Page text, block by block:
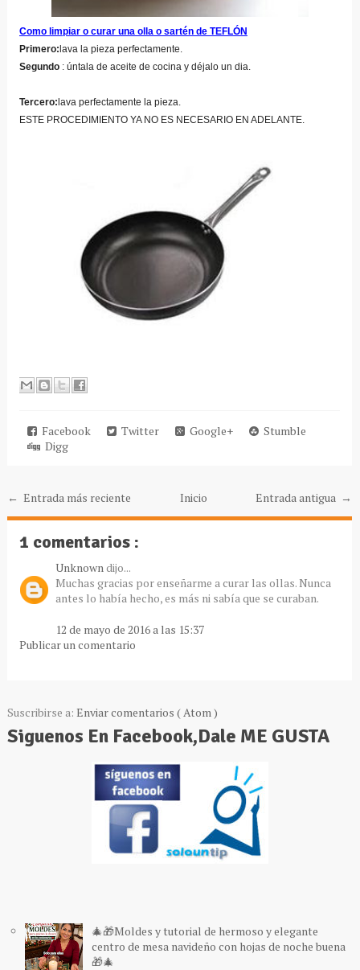
Como limpiar o curar una olla o sartén de TEFLÓN
Primero:lava la pieza perfectamente.
Segundo : úntala de aceite de cocina y déjalo un dia.
Tercero:lava perfectamente la pieza.
ESTE PROCEDIMIENTO YA NO ES NECESARIO EN ADELANTE.
Facebook Twitter Google+
Stumble
Digg
← Entrada más reciente Entrada antigua →
Inicio
1 comentarios :
Unknown dijo...
Muchas gracias por enseñarme a curar las ollas. Nunca
antes lo había hecho, es más ni sabía que se curaban.
12 de mayo de 2016 a las 15:37
Publicar un comentario
Suscribirse a: Enviar comentarios ( Atom )
Siguenos En Facebook,Dale ME GUSTA
🎄🎁Moldes y tutorial de hermoso y elegante
centro de mesa navideño con hojas de noche buena
🎁🎄